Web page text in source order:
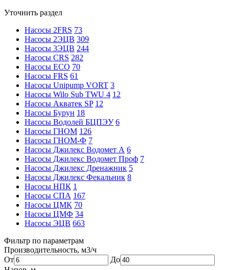
Уточнить раздел
Насосы 2FRS 73
Насосы 2ЭЦВ 309
Насосы 3ЭЦВ 244
Насосы CRS 282
Насосы ECO 70
Насосы FRS 61
Насосы Unipump VORT 3
Насосы Wilo Sub TWU 4 12
Насосы Акватек SP 12
Насосы Бурун 18
Насосы Водолей БЦПЭУ 6
Насосы ГНОМ 126
Насосы ГНОМ-Ф 7
Насосы Джилекс Водомет А 6
Насосы Джилекс Водомет Проф 7
Насосы Джилекс Дренажник 5
Насосы Джилекс Фекальник 8
Насосы НПК 1
Насосы СПА 167
Насосы ЦМК 70
Насосы ЦМФ 34
Насосы ЭЦВ 663
Фильтр по параметрам
Производительность, м3/ч
От
До